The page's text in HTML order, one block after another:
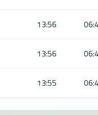
13:56
13:56
13:55